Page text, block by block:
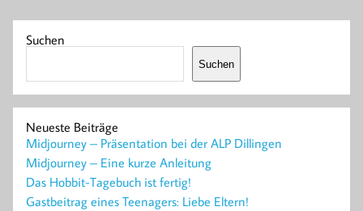
Suchen
Suchen
Neueste Beiträge
Midjourney – Präsentation bei der ALP Dillingen
Midjourney – Eine kurze Anleitung
Das Hobbit-Tagebuch ist fertig!
Gastbeitrag eines Teenagers: Liebe Eltern!